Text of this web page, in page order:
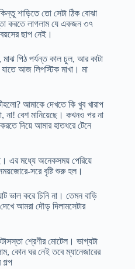
শাড়িতে তো সেটা ঠিক বোঝা
করতে লাগলাম যে একজন ৩৭
ছাপ নেই।
মাঝ পিঠ পর্যন্ত কাল চুল, আর কাটা
যাতে আজ লিপস্টিক মাখা। মা
আমাকে দেখতে কি খুব খারাপ
না! বেশ মানিয়েছে। কখনও পর না
দিয়ে আমার হাতধরে টেনে
এর মধ্যে অনেকসময় পেরিয়ে
সরে বৃষ্টি শুরু হল।
ভাল করে চিনি না। তেমন বাড়ি
আমরা দৌড় দিলামসেটার
শ্রেণীর মোটেল। ভাগ্যটা
কোন ঘর নেই তবে ম্যানেজারের